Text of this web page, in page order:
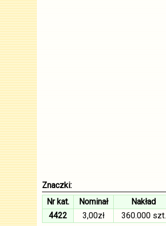
Znaczki:
Nr kat.
Nominał Nakład
4422
3,00zł 360.000 szt.